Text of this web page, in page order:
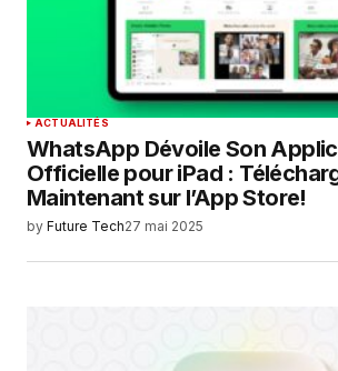
ACTUALITÉS
WhatsApp Dévoile Son
Officielle pour iPad :
Maintenant sur l’App Store!
by Future Tech27 mai 2025